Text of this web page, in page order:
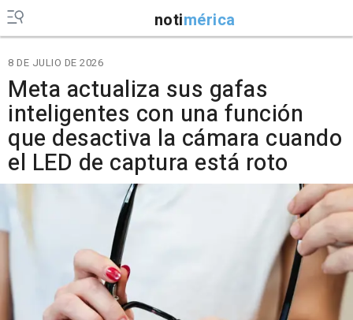
notimérica
8 DE JULIO DE 2026
Meta actualiza sus gafas
inteligentes con una función
que desactiva la cámara cuando
el LED de captura está roto